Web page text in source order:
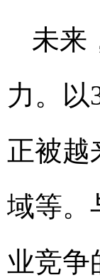
未来
力。以
正被越
域等。
业竞争